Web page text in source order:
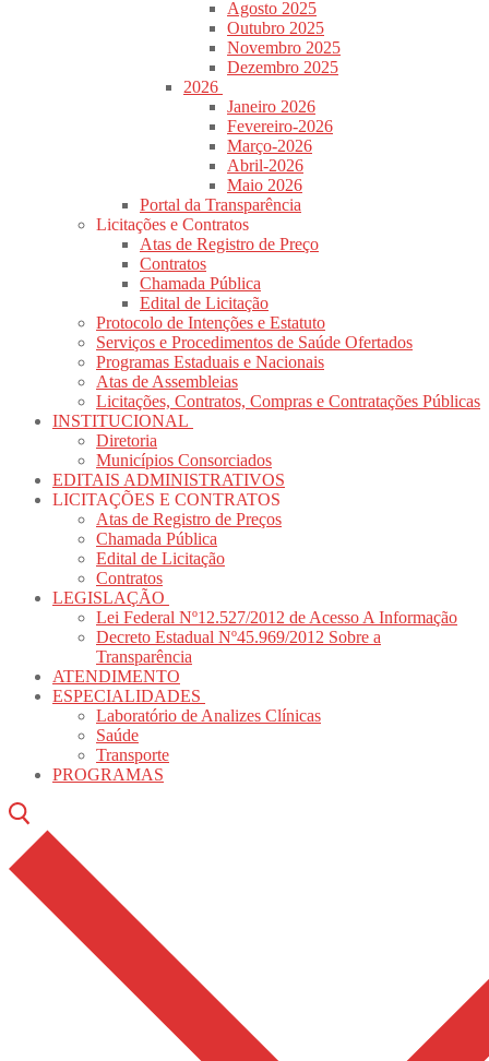
Agosto 2025
Outubro 2025
Novembro 2025
Dezembro 2025
2026
Janeiro 2026
Fevereiro-2026
Março-2026
Abril-2026
Maio 2026
Portal da Transparência
Licitações e Contratos
Atas de Registro de Preço
Contratos
Chamada Pública
Edital de Licitação
Protocolo de Intenções e Estatuto
Serviços e Procedimentos de Saúde Ofertados
Programas Estaduais e Nacionais
Atas de Assembleias
Licitações, Contratos, Compras e Contratações Públicas
INSTITUCIONAL
Diretoria
Municípios Consorciados
EDITAIS ADMINISTRATIVOS
LICITAÇÕES E CONTRATOS
Atas de Registro de Preços
Chamada Pública
Edital de Licitação
Contratos
LEGISLAÇÃO
Lei Federal Nº12.527/2012 de Acesso A Informação
Decreto Estadual Nº45.969/2012 Sobre a
Transparência
ATENDIMENTO
ESPECIALIDADES
Laboratório de Analizes Clínicas
Saúde
Transporte
PROGRAMAS